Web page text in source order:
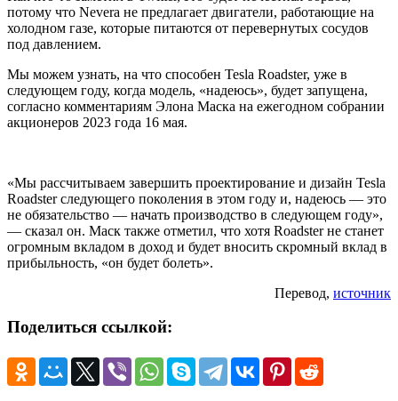
потому что Nevera не предлагает двигатели, работающие на
холодном газе, которые питаются от перевернутых сосудов
под давлением.
Мы можем узнать, на что способен Tesla Roadster, уже в
следующем году, когда модель, «надеюсь», будет запущена,
согласно комментариям Элона Маска на ежегодном собрании
акционеров 2023 года 16 мая.
«Мы рассчитываем завершить проектирование и дизайн Tesla
Roadster следующего поколения в этом году и, надеюсь — это
не обязательство — начать производство в следующем году»,
— сказал он. Маск также отметил, что хотя Roadster не станет
огромным вкладом в доход и будет вносить скромный вклад в
прибыльность, «он будет болеть».
Перевод, источник
Поделиться ссылкой: